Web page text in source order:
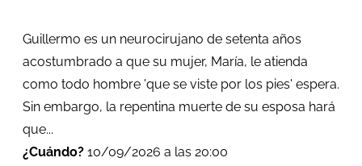
Guillermo es un neurocirujano de setenta años
acostumbrado a que su mujer, María, le atienda
como todo hombre 'que se viste por los pies' espera.
Sin embargo, la repentina muerte de su esposa hará
que...
¿Cuándo? 10/09/2026 a las 20:00